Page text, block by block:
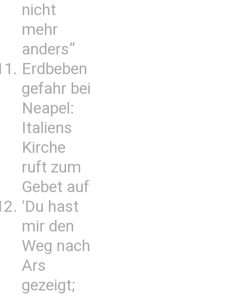
nicht
mehr
anders“
Erdbeben
gefahr bei
Neapel:
Italiens
Kirche
ruft zum
Gebet auf
'Du hast
mir den
Weg nach
Ars
gezeigt;